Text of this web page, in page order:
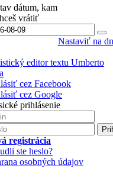
dátum, kam
vrátiť
Nastaviť na
editor textu Umberto
cez Facebook
cez Google
prihlásenie
registrácia
ste heslo?
osobných údajov